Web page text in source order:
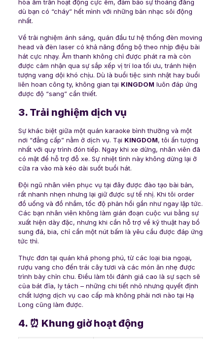
hòa âm trần hoạt động cực êm, đảm bảo sự thoáng đãng
dù bạn có “cháy” hết mình với những bản nhạc sôi động
nhất.
Về trải nghiệm ánh sáng, quán đầu tư hệ thống đèn moving
head và đèn laser có khả năng đồng bộ theo nhịp điệu bài
hát cực nhạy. Âm thanh không chỉ được phát ra mà còn
được cảm nhận qua sự sắp xếp vị trí loa tối ưu, tránh hiện
tượng vang dội khó chịu. Dù là buổi tiệc sinh nhật hay buổi
liên hoan công ty, không gian tại KINGDOM luôn đáp ứng
được độ “sang” cần thiết.
3. Trải nghiệm dịch vụ
Sự khác biệt giữa một quán karaoke bình thường và một
nơi “đẳng cấp” nằm ở dịch vụ. Tại KINGDOM, tôi ấn tượng
nhất với quy trình đón tiếp. Ngay khi xe dừng, nhân viên đã
có mặt để hỗ trợ đỗ xe. Sự nhiệt tình này không dừng lại ở
cửa ra vào mà kéo dài suốt buổi hát.
Đội ngũ nhân viên phục vụ tại đây được đào tạo bài bản,
rất nhanh nhẹn nhưng lại giữ được sự tế nhị. Khi tôi order
đồ uống và đồ nhắm, tốc độ phản hồi gần như ngay lập tức.
Các bạn nhân viên không làm gián đoạn cuộc vui bằng sự
xuất hiện dày đặc, nhưng khi cần hỗ trợ về kỹ thuật hay bổ
sung đá, bia, chỉ cần một nút bấm là yêu cầu được đáp ứng
tức thì.
Thực đơn tại quán khá phong phú, từ các loại bia ngoại,
rượu vang cho đến trái cây tươi và các món ăn nhẹ được
trình bày chỉn chu. Điều làm tôi đánh giá cao là sự sạch sẽ
của bát đĩa, ly tách – những chi tiết nhỏ nhưng quyết định
chất lượng dịch vụ cao cấp mà không phải nơi nào tại Hạ
Long cũng làm được.
4. ⏰ Khung giờ hoạt động